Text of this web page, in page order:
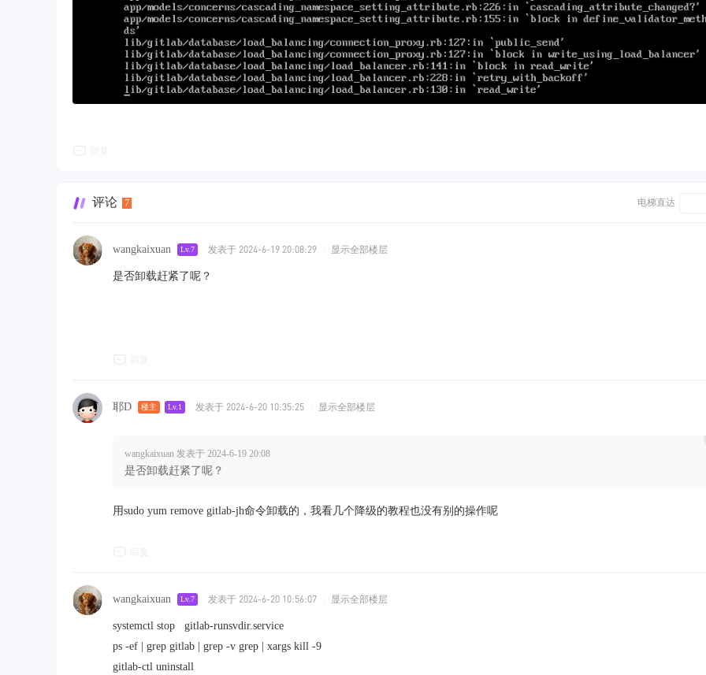
电梯直达
评论 7
wangkaixuan Lv.7 发表于 2024-6-19 20:08:29 显示全部楼层
是否卸载赶紧了呢？
耶D 楼主 Lv.1 发表于 2024-6-20 10:35:25 显示全部楼层
wangkaixuan 发表于 2024-6-19 20:08
是否卸载赶紧了呢？
用sudo yum remove gitlab-jh命令卸载的，我看几个降级的教程也没有别的操作呢
wangkaixuan Lv.7 发表于 2024-6-20 10:56:07 显示全部楼层
systemctl stop gitlab-runsvdir.service
ps -ef | grep gitlab | grep -v grep | xargs kill -9
gitlab-ctl uninstall